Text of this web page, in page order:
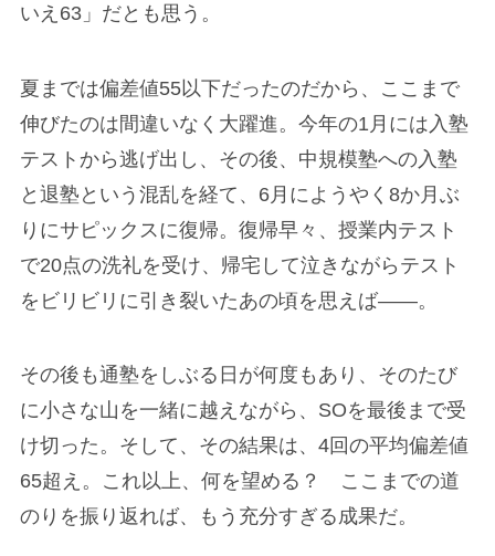
いえ63」だとも思う。
夏までは偏差値55以下だったのだから、ここまで
伸びたのは間違いなく大躍進。今年の1月には入塾
テストから逃げ出し、その後、中規模塾への入塾
と退塾という混乱を経て、6月にようやく8か月ぶ
りにサピックスに復帰。復帰早々、授業内テスト
で20点の洗礼を受け、帰宅して泣きながらテスト
をビリビリに引き裂いたあの頃を思えば――。
その後も通塾をしぶる日が何度もあり、そのたび
に小さな山を一緒に越えながら、SOを最後まで受
け切った。そして、その結果は、4回の平均偏差値
65超え。これ以上、何を望める？ ここまでの道
のりを振り返れば、もう充分すぎる成果だ。